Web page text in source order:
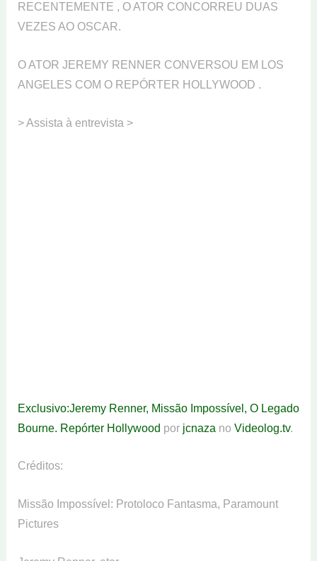
RECENTEMENTE , O ATOR CONCORREU DUAS
VEZES AO OSCAR.
O ATOR JEREMY RENNER CONVERSOU EM LOS
ANGELES COM O REPÓRTER HOLLYWOOD .
> Assista à entrevista >
Exclusivo:Jeremy Renner, Missão Impossível, O Legado
Bourne. Repórter Hollywood por jcnaza no Videolog.tv.
Créditos:
Missão Impossível: Protoloco Fantasma, Paramount
Pictures